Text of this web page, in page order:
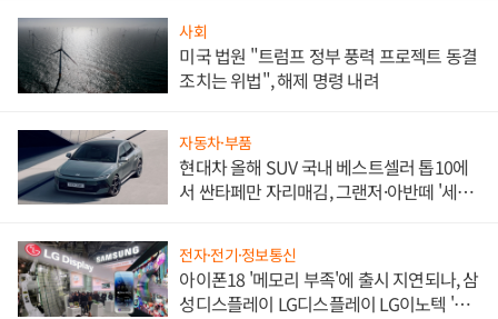
사회
미국 법원 "트럼프 정부 풍력 프로젝트 동결
조치는 위법", 해제 명령 내려
자동차·부품
현대차 올해 SUV 국내 베스트셀러 톱10에
서 싼타페만 자리매김, 그랜저·아반떼 '세단
전자·전기·정보통신
아이폰18 '메모리 부족'에 출시 지연되나, 삼
성디스플레이 LG디스플레이 LG이노텍 '탈